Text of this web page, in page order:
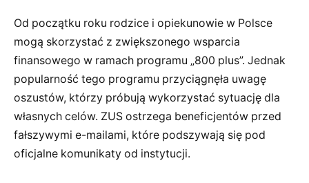
Od początku roku rodzice i opiekunowie w Polsce
mogą skorzystać z zwiększonego wsparcia
finansowego w ramach programu „800 plus”. Jednak
popularność tego programu przyciągnęła uwagę
oszustów, którzy próbują wykorzystać sytuację dla
własnych celów. ZUS ostrzega beneficjentów przed
fałszywymi e-mailami, które podszywają się pod
oficjalne komunikaty od instytucji.